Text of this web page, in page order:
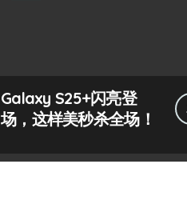
Galaxy S25+闪亮登
场，这样美秒杀全场！